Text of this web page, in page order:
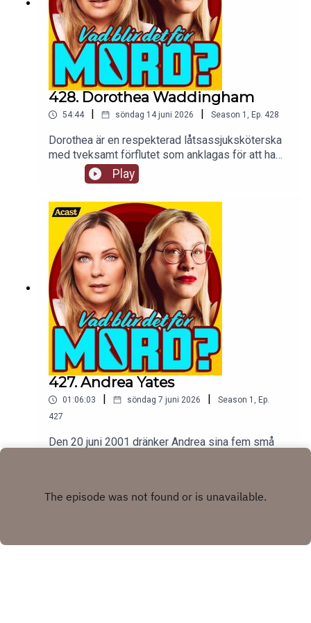
428. Dorothea Waddingham
54:44 söndag 14 juni 2026 Season 1 , Ep. 428
Dorothea är en respekterad låtsassjuksköterska
med tveksamt förflutet som anklagas för att ha
mördat två patienter på sitt vårdhem. Vi
spekulerar vilt i om hon gjorde det eller ej.tw: vi
påstår att morfin är gott och det tar vi starkt
avstånd ifrån såhär i efterhand
Play
427. Andrea Yates
01:06:03 söndag 7 juni 2026 Season 1 , Ep.
427
Den 20 juni 2001 dränker Andrea sina fem små
psykisk sjukdom, våld mot barn